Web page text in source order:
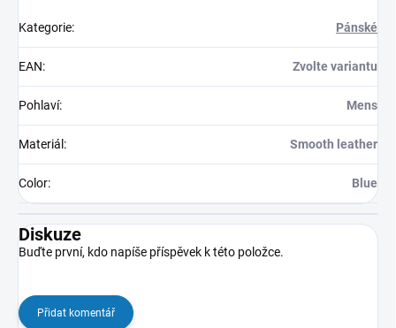
Kategorie: Pánské
EAN: Zvolte variantu
Pohlaví: Mens
Materiál : Smooth leather
Color: Blue
Diskuze
Buďte první, kdo napíše příspěvek k této položce.
Přidat komentář